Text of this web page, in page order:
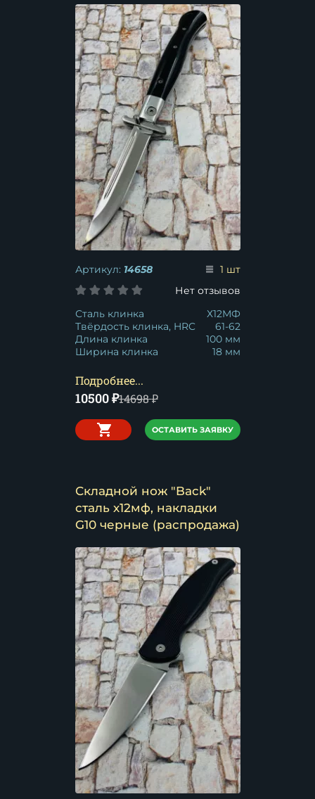
Артикул: 14658
1 шт
Нет отзывов
Сталь клинка
Х12МФ
Твёрдость клинка, HRC
61-62
Длина клинка
100 мм
Ширина клинка
18 мм
Подробнее...
10500₽14698₽
ОСТАВИТЬ ЗАЯВКУ
Складной нож "Back"
сталь х12мф, накладки
G10 черные (распродажа)